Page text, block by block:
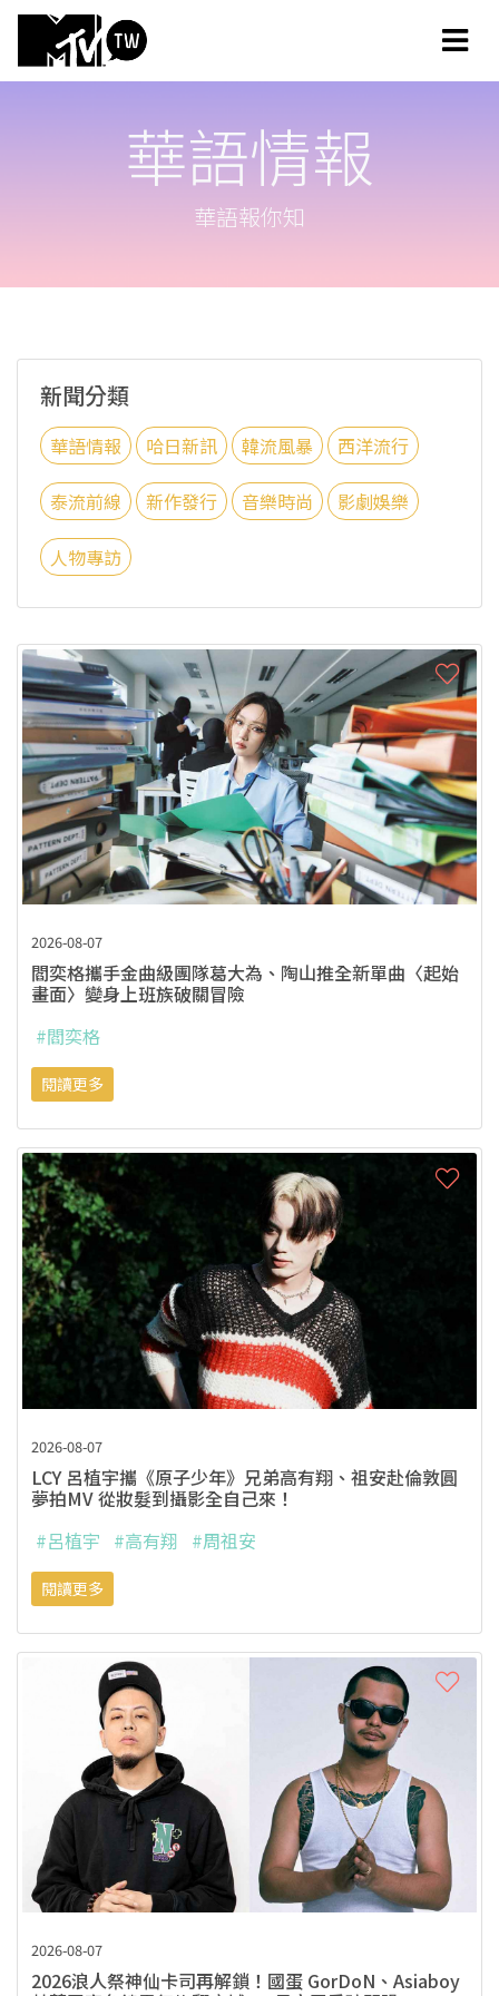
華語情報
華語報你知
新聞分類
華語情報 哈日新訊 韓流風暴 西洋流行
泰流前線 新作發行 音樂時尚 影劇娛樂
人物專訪
2026-08-07
閻奕格攜手金曲級團隊葛大為、陶山推全新單曲〈起始
畫面〉變身上班族破關冒險
#閻奕格
閱讀更多
2026-08-07
LCY 呂植宇攜《原子少年》兄弟高有翔、祖安赴倫敦圓
夢拍MV 從妝髮到攝影全自己來！
#呂植宇 #高有翔 #周祖安
閱讀更多
2026-08-07
2026浪人祭神仙卡司再解鎖！國蛋 GorDoN、Asiaboy